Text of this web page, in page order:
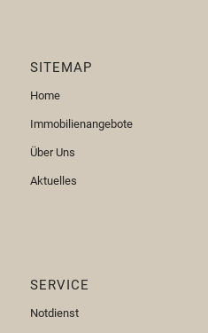
SITEMAP
Home
Immobilienangebote
Über Uns
Aktuelles
SERVICE
Notdienst